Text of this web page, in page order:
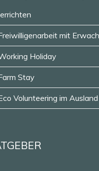
mit
Holiday
Stay
Volunteering im Ausland